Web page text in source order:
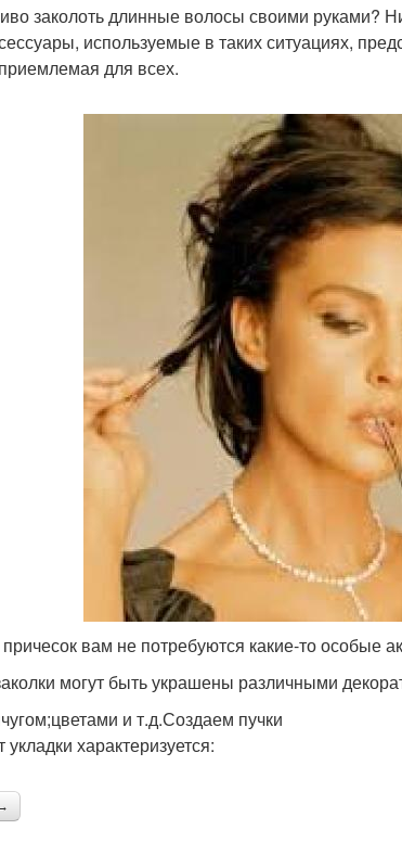
заколоть длинные волосы своими руками?
используемые в таких ситуациях,
для всех.
вам не потребуются какие-то особые
могут быть украшены различными
и т.д.Создаем пучки
характеризуется: